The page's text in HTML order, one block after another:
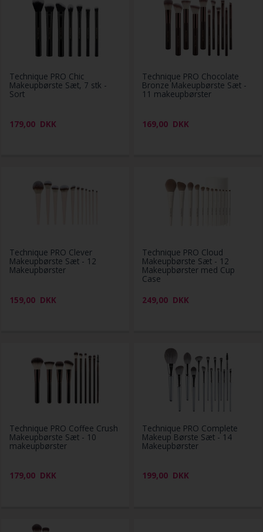
Technique PRO Chic
Makeupbørste Sæt, 7 stk -
Sort
179,00 DKK
Technique PRO Chocolate
Bronze Makeupbørste Sæt -
11 makeupbørster
169,00 DKK
Technique PRO Clever
Makeupbørste Sæt - 12
Makeupbørster
159,00 DKK
Technique PRO Cloud
Makeupbørste Sæt - 12
Makeupbørster med Cup
Case
249,00 DKK
Technique PRO Coffee Crush
Makeupbørste Sæt - 10
makeupbørster
179,00 DKK
Technique PRO Complete
Makeup Børste Sæt - 14
Makeupbørster
199,00 DKK